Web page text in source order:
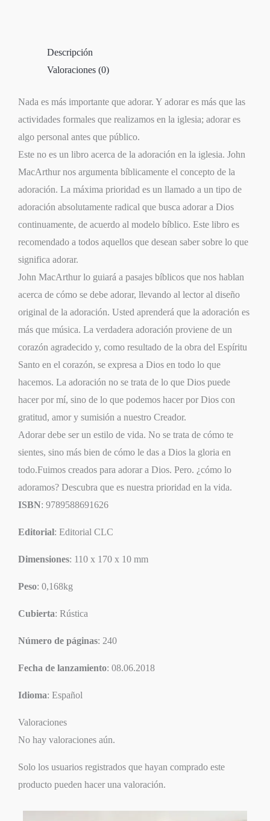
Descripción
Valoraciones (0)
Nada es más importante que adorar. Y adorar es más que las
actividades formales que realizamos en la iglesia; adorar es
algo personal antes que público.
Este no es un libro acerca de la adoración en la iglesia. John
MacArthur nos argumenta bíblicamente el concepto de la
adoración. La máxima prioridad es un llamado a un tipo de
adoración absolutamente radical que busca adorar a Dios
continuamente, de acuerdo al modelo bíblico. Este libro es
recomendado a todos aquellos que desean saber sobre lo que
significa adorar.
John MacArthur lo guiará a pasajes bíblicos que nos hablan
acerca de cómo se debe adorar, llevando al lector al diseño
original de la adoración. Usted aprenderá que la adoración es
más que música. La verdadera adoración proviene de un
corazón agradecido y, como resultado de la obra del Espíritu
Santo en el corazón, se expresa a Dios en todo lo que
hacemos. La adoración no se trata de lo que Dios puede
hacer por mí, sino de lo que podemos hacer por Dios con
gratitud, amor y sumisión a nuestro Creador.
Adorar debe ser un estilo de vida. No se trata de cómo te
sientes, sino más bien de cómo le das a Dios la gloria en
todo.Fuimos creados para adorar a Dios. Pero. ¿cómo lo
adoramos? Descubra que es nuestra prioridad en la vida.
ISBN: 9789588691626
Editorial: Editorial CLC
Dimensiones: 110 x 170 x 10 mm
Peso: 0,168kg
Cubierta: Rústica
Número de páginas: 240
Fecha de lanzamiento: 08.06.2018
Idioma: Español
Valoraciones
No hay valoraciones aún.
Solo los usuarios registrados que hayan comprado este
producto pueden hacer una valoración.